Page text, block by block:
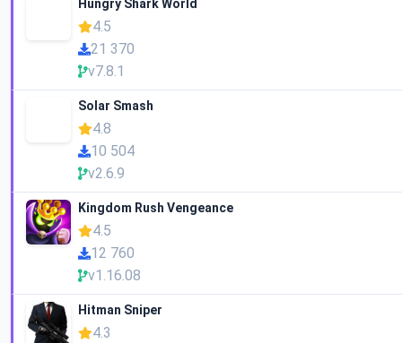
Hungry Shark World
4.5
21 370
v7.8.1
Solar Smash
4.8
10 504
v2.6.9
Kingdom Rush Vengeance
4.5
12 760
v1.16.08
Hitman Sniper
4.3